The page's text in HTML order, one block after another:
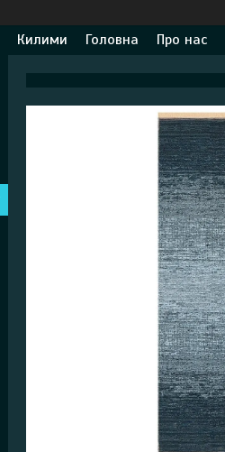
Килими Головна Про нас